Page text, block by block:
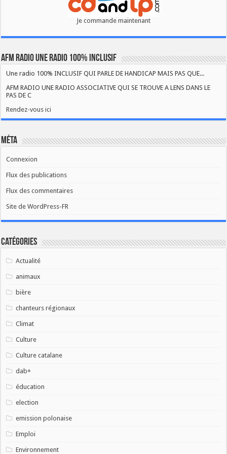
Je commande maintenant
AFM RADIO UNE RADIO 100% INCLUSIF
Une radio 100% INCLUSIF QUI PARLE DE HANDICAP MAIS PAS QUE...
AFM RADIO UNE RADIO ASSOCIATIVE QUI SE TROUVE A LENS DANS LE
PAS DE C
Rendez-vous ici
Méta
Connexion
Flux des publications
Flux des commentaires
Site de WordPress-FR
Catégories
Actualité
animaux
bière
chanteurs régionaux
Climat
Culture
Culture catalane
dab+
éducation
election
emission polonaise
Emploi
Environnement